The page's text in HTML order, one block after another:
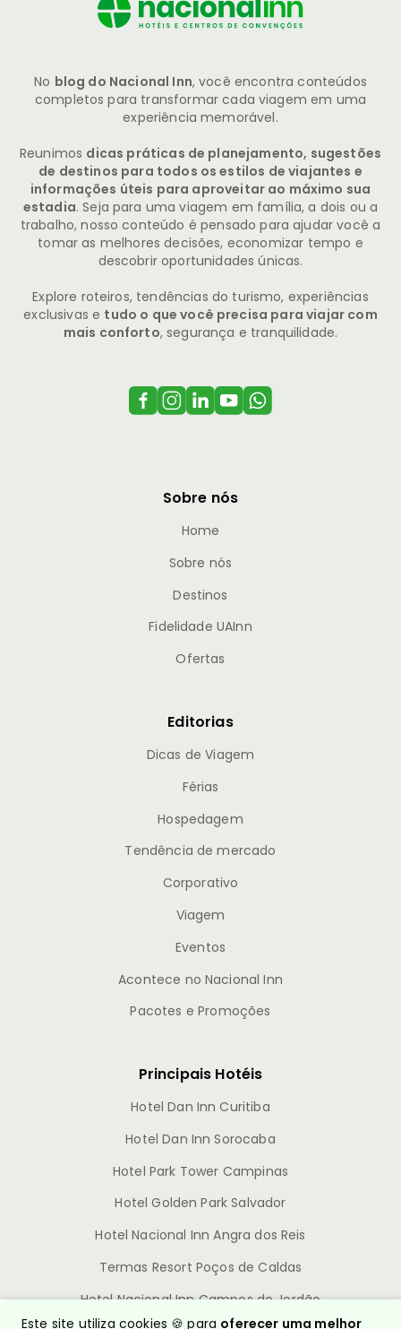
No blog do Nacional Inn, você encontra conteúdos
completos para transformar cada viagem em uma
experiência memorável.
Reunimos dicas práticas de planejamento, sugestões
de destinos para todos os estilos de viajantes e
informações úteis para aproveitar ao máximo sua
estadia. Seja para uma viagem em família, a dois ou a
trabalho, nosso conteúdo é pensado para ajudar você a
tomar as melhores decisões, economizar tempo e
descobrir oportunidades únicas.
Explore roteiros, tendências do turismo, experiências
exclusivas e tudo o que você precisa para viajar com
mais conforto, segurança e tranquilidade.
Sobre nós
Home
Sobre nós
Destinos
Fidelidade UAInn
Ofertas
Editorias
Dicas de Viagem
Férias
Hospedagem
Tendência de mercado
Corporativo
Viagem
Eventos
Acontece no Nacional Inn
Pacotes e Promoções
Principais Hotéis
Hotel Dan Inn Curitiba
Hotel Dan Inn Sorocaba
Hotel Park Tower Campinas
Hotel Golden Park Salvador
Hotel Nacional Inn Angra dos Reis
Termas Resort Poços de Caldas
Hotel Nacional Inn Campos do Jordão
Este site utiliza cookies 🍪 para oferecer uma melhor